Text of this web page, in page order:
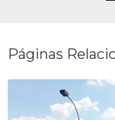
Páginas